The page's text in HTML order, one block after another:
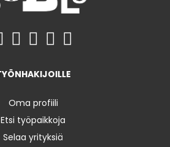
Oma profiili
Etsi työpaikkoja
Selaa yrityksiä